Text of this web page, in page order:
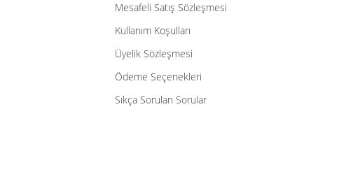
Mesafeli Satış Sözleşmesi
Kullanım Koşulları
Üyelik Sözleşmesi
Ödeme Seçenekleri
Sıkça Sorulan Sorular